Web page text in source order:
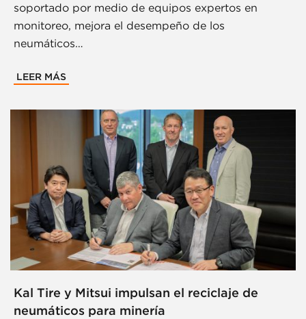
soportado por medio de equipos expertos en
monitoreo, mejora el desempeño de los
neumáticos…
LEER MÁS
Kal Tire y Mitsui impulsan el reciclaje de
neumáticos para minería